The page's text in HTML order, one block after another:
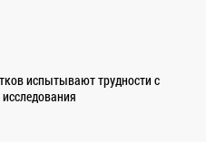
испытывают трудности с